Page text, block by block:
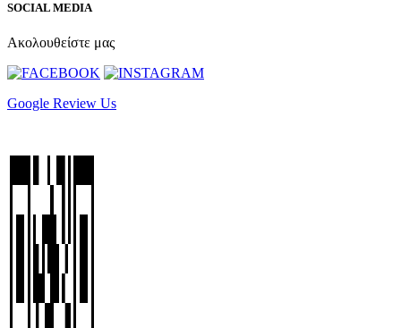
SOCIAL MEDIA
Ακολουθείστε μας
Google Review Us